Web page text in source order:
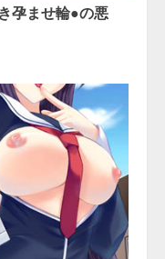
孕ませ輪●の悪